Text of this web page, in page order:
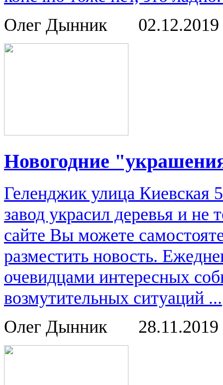
Олег Дынник
02.12.2019
Новогодние
Геленджик улица
завод украсил деревья и
сайте Вы можете
разместить новость.
очевидцами интересных
возмутительных ситуаций ...
Олег Дынник
28.11.2019